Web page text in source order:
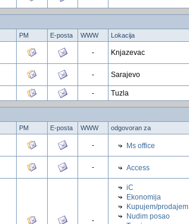
PM E-posta WWW Lokacija
- Knjazevac
- Sarajevo
- Tuzla
PM E-posta WWW odgovoran za
- Ms office
- Access
-
iC
Ekonomija
Kupujem/prodajem
Nudim posao